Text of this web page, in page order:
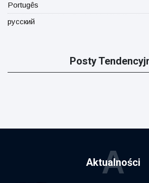
Portugês
русский
Posty
Aktualności
A